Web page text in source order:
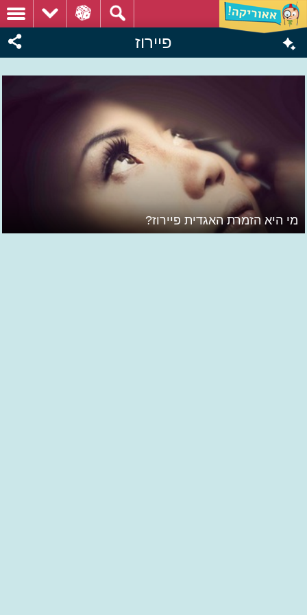
פיירוז
מי היא הזמרת האגדית פיירוז?